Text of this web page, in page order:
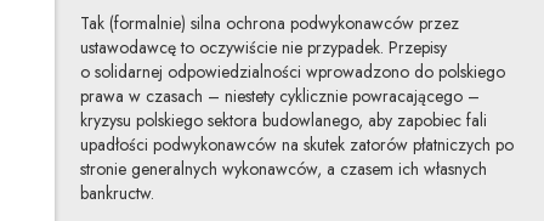
Tak (formalnie) silna ochrona podwykonawców przez
ustawodawcę to oczywiście nie przypadek. Przepisy
o solidarnej odpowiedzialności wprowadzono do polskiego
prawa w czasach – niestety cyklicznie powracającego –
kryzysu polskiego sektora budowlanego, aby zapobiec fali
upadłości podwykonawców na skutek zatorów płatniczych po
stronie generalnych wykonawców, a czasem ich własnych
bankructw.